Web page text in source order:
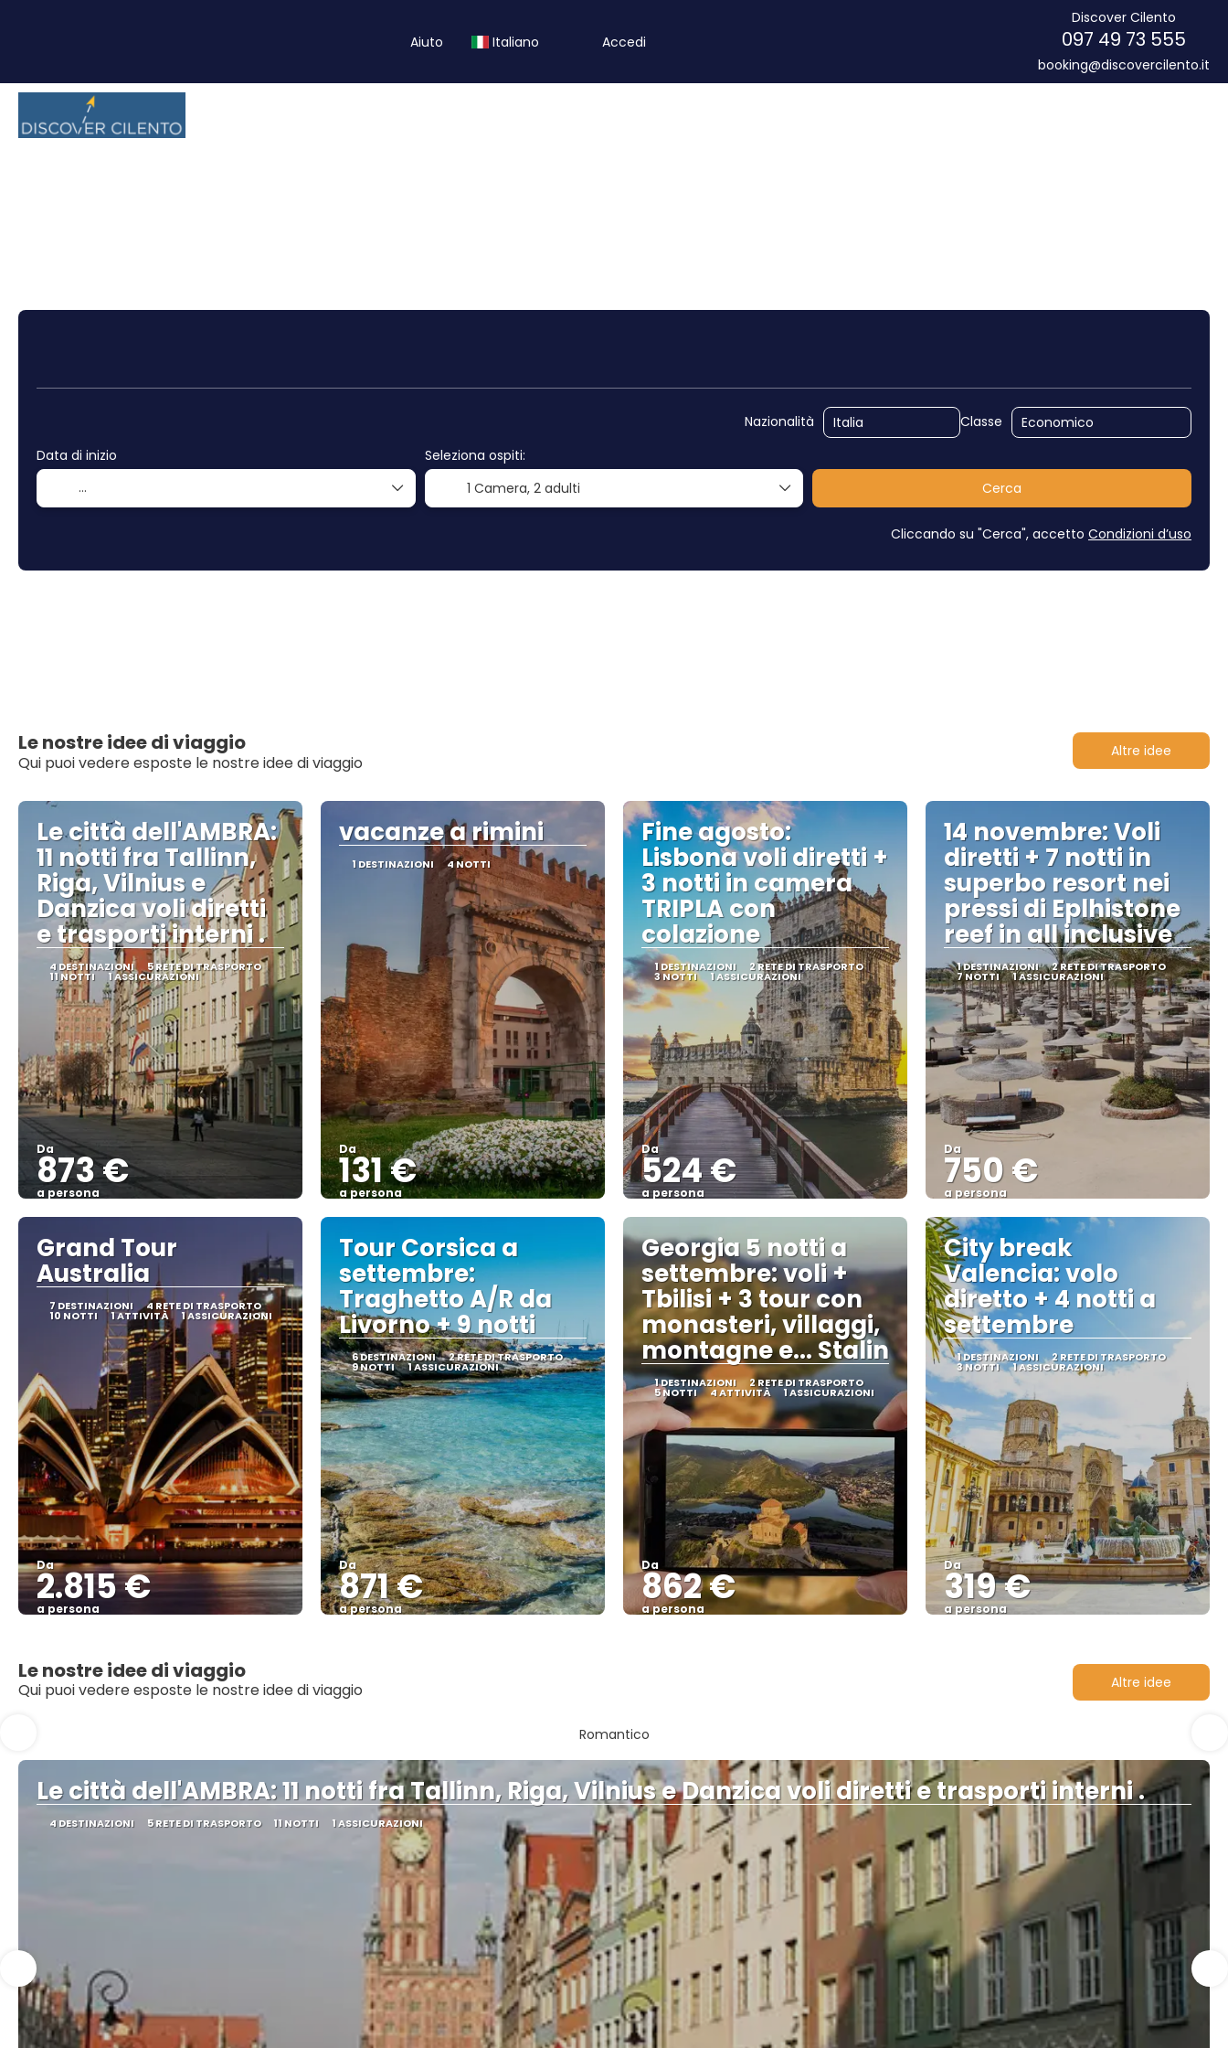
Aiuto Italiano Accedi
Discover Cilento
097 49 73 555
booking@discovercilento.it
Nazionalità
Classe
Data di inizio
Seleziona ospiti:
1 Camera, 2 adulti Cerca
Cliccando su "Cerca", accetto Condizioni d’uso
Le nostre idee di viaggio
Qui puoi vedere esposte le nostre idee di viaggio
Altre idee
Le città dell'AMBRA:
11 notti fra Tallinn,
Riga, Vilnius e
Danzica voli diretti
e trasporti interni .
4 DESTINAZIONI 5 RETE DI TRASPORTO
11 NOTTI 1 ASSICURAZIONI
Da
873 €
a persona
Vedere
vacanze a rimini
1 DESTINAZIONI 4 NOTTI
Da
131 €
a persona
Vedere
Fine agosto:
Lisbona voli diretti +
3 notti in camera
TRIPLA con
colazione
1 DESTINAZIONI 2 RETE DI TRASPORTO
3 NOTTI 1 ASSICURAZIONI
Da
524 €
a persona
Vedere
14 novembre: Voli
diretti + 7 notti in
superbo resort nei
pressi di Eplhistone
reef in all inclusive
1 DESTINAZIONI 2 RETE DI TRASPORTO
7 NOTTI 1 ASSICURAZIONI
Da
750 €
a persona
Vedere
Grand Tour
Australia
7 DESTINAZIONI 4 RETE DI TRASPORTO
10 NOTTI 1 ATTIVITÀ 1 ASSICURAZIONI
Da
2.815 €
a persona
Tour Corsica a
settembre:
Traghetto A/R da
Livorno + 9 notti
6 DESTINAZIONI 2 RETE DI TRASPORTO
9 NOTTI 1 ASSICURAZIONI
Da
871 €
a persona
Georgia 5 notti a
settembre: voli +
Tbilisi + 3 tour con
monasteri, villaggi,
montagne e... Stalin
1 DESTINAZIONI 2 RETE DI TRASPORTO
5 NOTTI 4 ATTIVITÀ 1 ASSICURAZIONI
Da
862 €
a persona
City break
Valencia: volo
diretto + 4 notti a
settembre
1 DESTINAZIONI 2 RETE DI TRASPORTO
3 NOTTI 1 ASSICURAZIONI
Da
319 €
a persona
Le nostre idee di viaggio
Qui puoi vedere esposte le nostre idee di viaggio Altre idee
Romantico
Le città dell'AMBRA: 11 notti fra Tallinn, Riga, Vilnius e Danzica voli diretti e trasporti interni .
4 DESTINAZIONI 5 RETE DI TRASPORTO 11 NOTTI 1 ASSICURAZIONI